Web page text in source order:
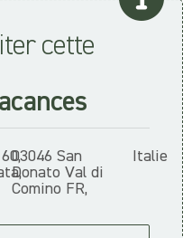
cette
60,03046 San
Donato Val di
Comino FR,
Italie